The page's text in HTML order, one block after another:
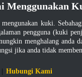
Penafian|
Menggunakan
kuki.
pengguna (kuki
menghalang anda
jika anda tidak
Hubungi Kami